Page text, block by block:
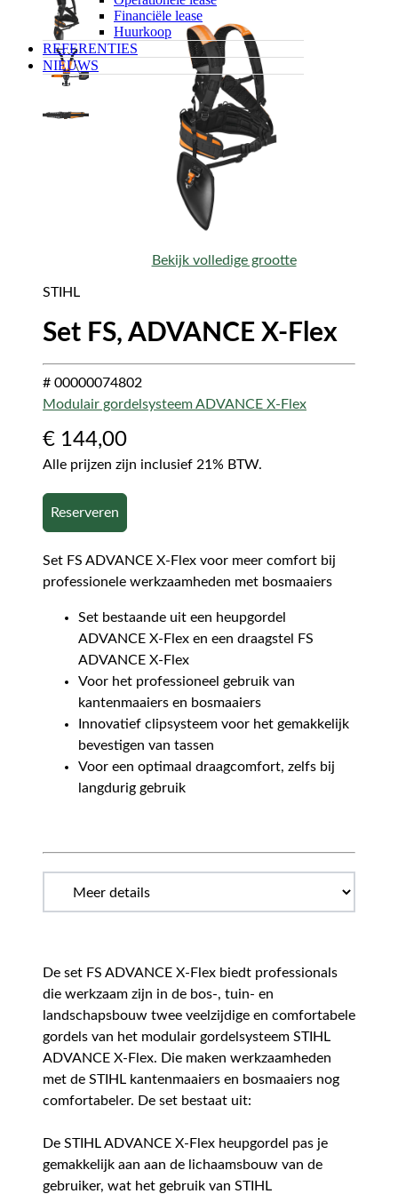
Financiële lease
Huurkoop
REFERENTIES
NIEUWS
Bekijk volledige grootte
STIHL
Set FS, ADVANCE X-Flex
# 00000074802
Modulair gordelsysteem ADVANCE X-Flex
€ 144,00
Alle prijzen zijn inclusief 21% BTW.
Reserveren
Set FS ADVANCE X-Flex voor meer comfort bij
professionele werkzaamheden met bosmaaiers
Set bestaande uit een heupgordel
ADVANCE X-Flex en een draagstel FS
ADVANCE X-Flex
Voor het professioneel gebruik van
kantenmaaiers en bosmaaiers
Innovatief clipsysteem voor het gemakkelijk
bevestigen van tassen
Voor een optimaal draagcomfort, zelfs bij
langdurig gebruik
De set FS ADVANCE X-Flex biedt professionals
die werkzaam zijn in de bos-, tuin- en
landschapsbouw twee veelzijdige en comfortabele
gordels van het modulair gordelsysteem STIHL
ADVANCE X-Flex. Die maken werkzaamheden
met de STIHL kantenmaaiers en bosmaaiers nog
comfortabeler. De set bestaat uit:
De STIHL ADVANCE X-Flex heupgordel pas je
gemakkelijk aan aan de lichaamsbouw van de
gebruiker, wat het gebruik van STIHL